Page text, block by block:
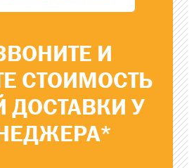
И
СТОИМОСТЬ
ДОСТАВКИ У